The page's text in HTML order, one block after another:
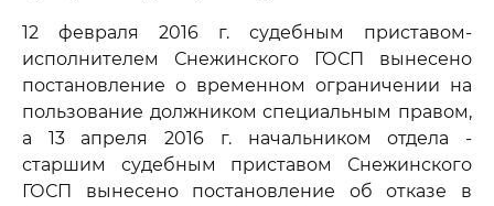
12 февраля 2016 г. судебным приставом-
исполнителем Снежинского ГОСП вынесено
постановление о временном ограничении на
пользование должником специальным правом,
а 13 апреля 2016 г. начальником отдела -
старшим судебным приставом Снежинского
ГОСП вынесено постановление об отказе в